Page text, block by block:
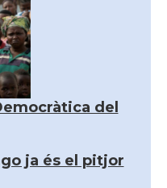
del
ja és el pitjor